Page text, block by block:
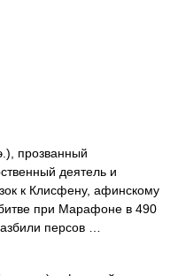
прозванный
деятель и
к Клисфену, афинскому
при Марафоне в 490
персов …